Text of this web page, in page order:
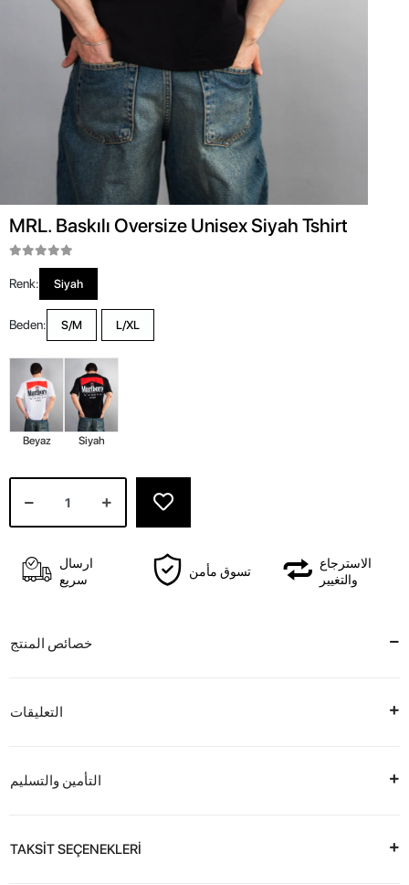
MRL. Baskılı Oversize Unisex Siyah Tshirt
Renk: Siyah
Beden: S/M L/XL
Beyaz Siyah
ارسال
سريع
تسوق مأمن
الاسترجاع
والتغيير
خصائص المنتج
التعليقات
التأمين والتسليم
TAKSİT SEÇENEKLERİ